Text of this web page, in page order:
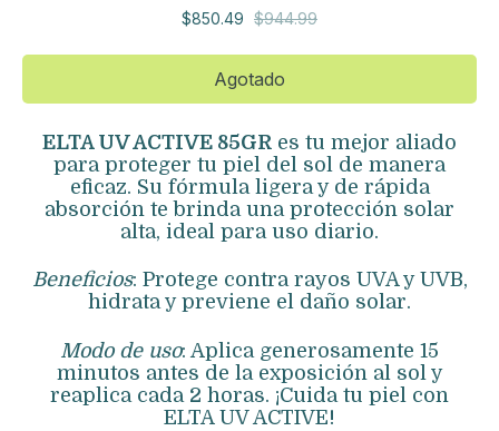
$850.49 $944.99
ELTA UV ACTIVE 85GR es tu mejor aliado
para proteger tu piel del sol de manera
eficaz. Su fórmula ligera y de rápida
absorción te brinda una protección solar
alta, ideal para uso diario.
Beneficios: Protege contra rayos UVA y UVB,
hidrata y previene el daño solar.
Modo de uso: Aplica generosamente 15
minutos antes de la exposición al sol y
reaplica cada 2 horas. ¡Cuida tu piel con
ELTA UV ACTIVE!